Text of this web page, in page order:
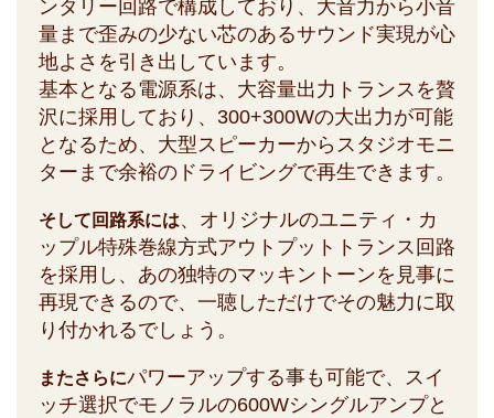
ンタリー回路で構成しており、大音力から小音
量まで歪みの少ない芯のあるサウンド実現が心
地よさを引き出しています。
基本となる電源系は、大容量出力トランスを贅
沢に採用しており、300+300Wの大出力が可能
となるため、大型スピーカーからスタジオモニ
ターまで余裕のドライビングで再生できます。
そして回路系には、オリジナルのユニティ・カ
ップル特殊巻線方式アウトプットトランス回路
を採用し、あの独特のマッキントーンを見事に
再現できるので、一聴しただけでその魅力に取
り付かれるでしょう。
またさらにパワーアップする事も可能で、スイ
ッチ選択でモノラルの600Wシングルアンプと